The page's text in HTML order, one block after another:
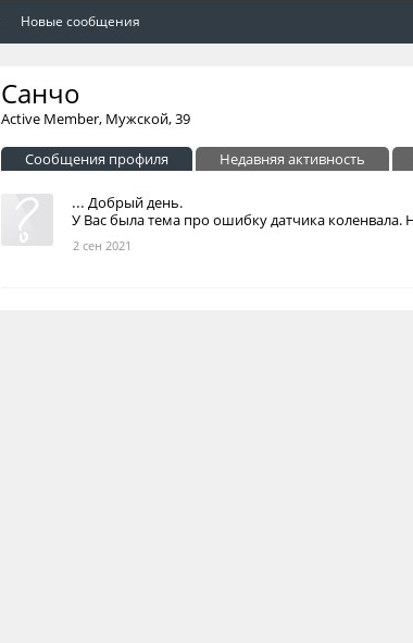
Новые сообщения
Санчо
Active Member, Мужской, 39
Сообщения профиля Недавняя активность
... Добрый день.
У Вас была тема про ошибку датчика коленвала.
2 сен 2021